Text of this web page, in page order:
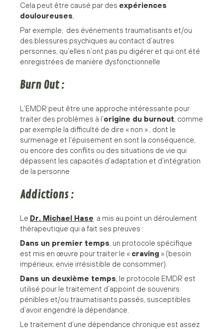
Cela peut être causé par des expériences
douloureuses,
Par exemple; des événements traumatisants et/ou
des blessures psychiques au contact d’autres
personnes, qu’elles n’ont pas pu digérer et qui ont été
enregistrées de manière dysfonctionnelle
Burn Out :
L’EMDR peut être une approche intéressante pour
traiter des problèmes à l’origine du burnout, comme
par exemple la difficulté de dire « non » , dont le
surmenage et l'épuisement en sont la conséquence,
ou encore des conflits ou des situations de vie qui
dépassent les capacités d’adaptation et d’intégration
de la personne
Addictions :
Le Dr. Michael Hase a mis au point un déroulement
thérapeutique qui a fait ses preuves :
Dans un premier temps, un protocole spécifique
est mis en œuvre pour traiter le « craving » (besoin
impérieux, envie irrésistible de consommer).
Dans un deuxième temps, le protocole EMDR est
utilisé pour le traitement d’appoint de souvenirs
pénibles et/ou traumatisants passés, susceptibles
d’avoir engendré la dépendance.
Le traitement d’une dépendance chronique est assez